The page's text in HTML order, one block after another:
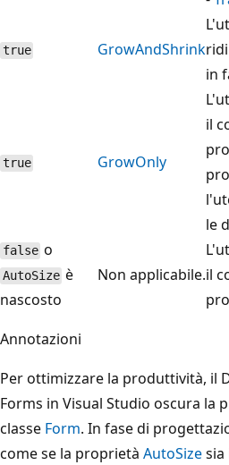
true GrowAndShrink
in
true GrowOnly
il
le
false o
AutoSize è
nascosto
Non applicabile.il
Annotazioni
Per ottimizzare la produttività, il
Forms in Visual Studio oscura la
classe Form. In fase di
come se la proprietà AutoSizesia